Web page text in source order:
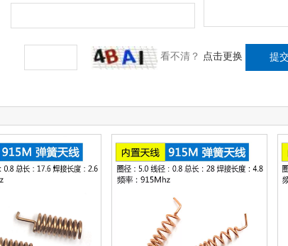
看不清？ 点击更换